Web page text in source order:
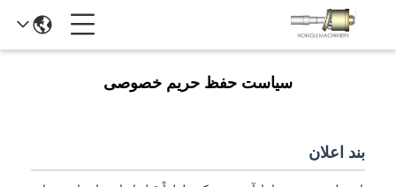
سیاست حفظ حریم خصوصی
بند اعلان